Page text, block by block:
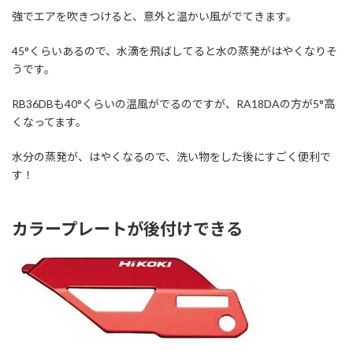
強でエアを吹きつけると、意外と温かい風がでてきます。
45°くらいあるので、水滴を飛ばしてると水の蒸発がはやくなりそ
うです。
RB36DBも40°くらいの温風がでるのですが、RA18DAの方が5°高
くなってます。
水分の蒸発が、はやくなるので、洗い物をした後にすごく便利で
す！
カラープレートが後付けできる